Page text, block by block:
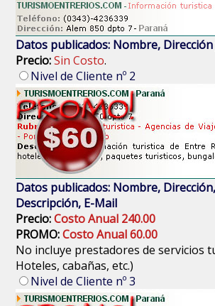
Datos publicados: Nombre,
Precio:Sin Costo.
Nivel de Cliente nº 2
Datos publicados: Nombre,
Descripción, E-Mail
Precio:Costo Anual 240.00
PROMO:Costo Anual 60.00
No incluye prestadores de servicios
Hoteles, cabañas, etc.)
Nivel de Cliente nº 3